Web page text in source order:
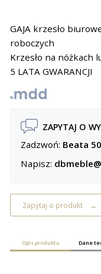
GAJA krzesło
roboczych
Krzesło na nóżkach
5 LATA GWARANCJI
ZAPYTAJ O
Zadzwoń: Beata
Napisz:
Zapytaj o produkt
Opis produktu Dane